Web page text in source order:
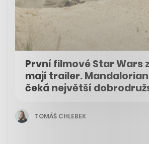
První filmové Star Wars
mají trailer.
čeká největší
TOMÁŠ CHLEBEK